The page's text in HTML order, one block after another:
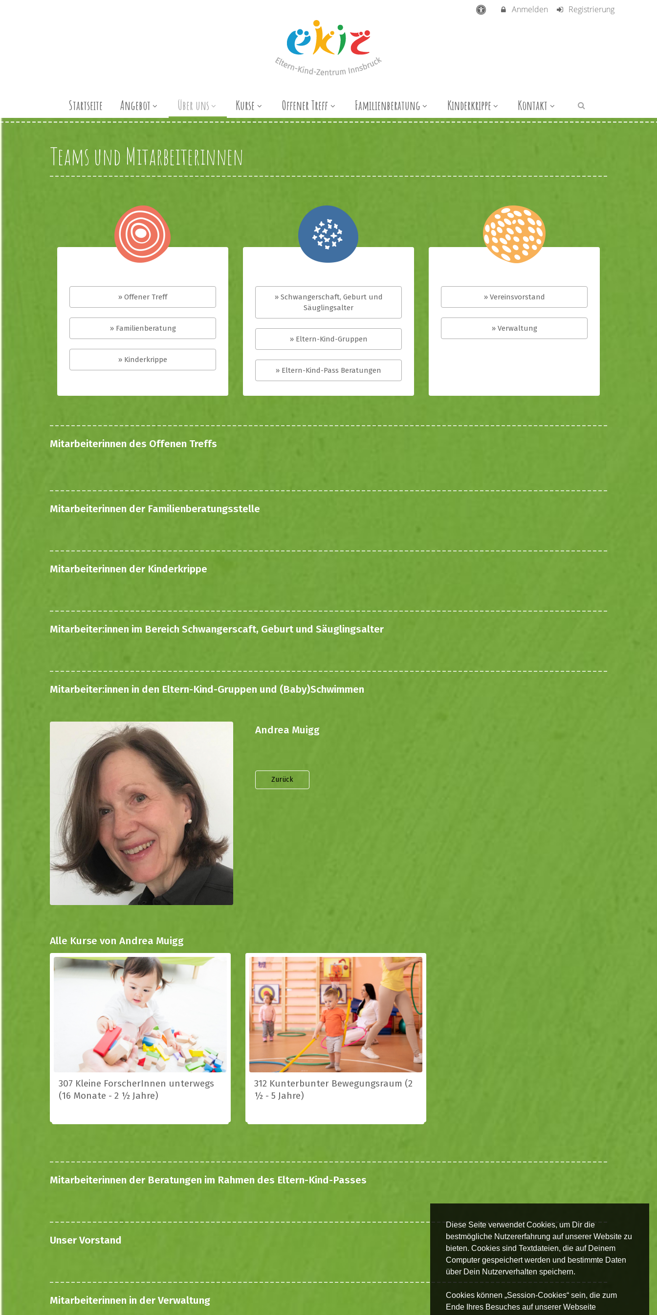
Diese Seite verwendet Cookies, um Dir die
bestmögliche Nutzererfahrung auf unserer Website zu
bieten. Cookies sind Textdateien, die auf Deinem
Computer gespeichert werden und bestimmte Daten
über Dein Nutzerverhalten speichern.
Cookies können „Session-Cookies“ sein, die zum
Ende Ihres Besuches auf unserer Webseite
Anmelden Registrierung
Startseite Angebot Über uns Kurse Offener Treff Familienberatung Kinderkrippe Kontakt
Teams und Mitarbeiterinnen
» Offener Treff
» Familienberatung
» Kinderkrippe
» Schwangerschaft, Geburt und
Säuglingsalter
» Eltern-Kind-Gruppen
» Eltern-Kind-Pass Beratungen
» Vereinsvorstand
» Verwaltung
Mitarbeiterinnen des Offenen Treffs
Mitarbeiterinnen der Familienberatungsstelle
Mitarbeiterinnen der Kinderkrippe
Mitarbeiter:innen im Bereich Schwangerscaft, Geburt und Säuglingsalter
Mitarbeiter:innen in den Eltern-Kind-Gruppen und (Baby)Schwimmen
Andrea Muigg
Zurück
Alle Kurse von Andrea Muigg
307 Kleine ForscherInnen unterwegs
(16 Monate - 2 ½ Jahre)
312 Kunterbunter Bewegungsraum (2
½ - 5 Jahre)
Mitarbeiterinnen der Beratungen im Rahmen des Eltern-Kind-Passes
Unser Vorstand
Mitarbeiterinnen in der Verwaltung